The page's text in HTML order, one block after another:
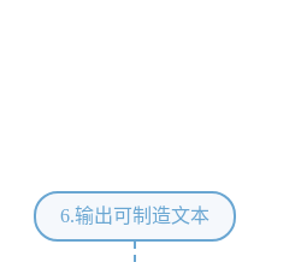
6.输出可制造文本